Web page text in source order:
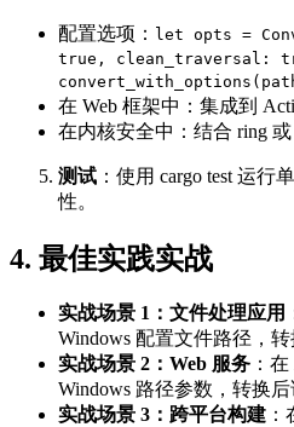
配置选项： let opts =
true, clean_traversal:
在 Web 框架中：集成到
在内核安全中：结合 ring 或
测试 ：使用 cargo test 运
性。
4. 最佳实践实战
实战场景 1：文件处理应用
Windows 配置文件路径，
实战场景 2：Web 服务 ：
Windows 路径参数，转换
实战场景 3：跨平台构建